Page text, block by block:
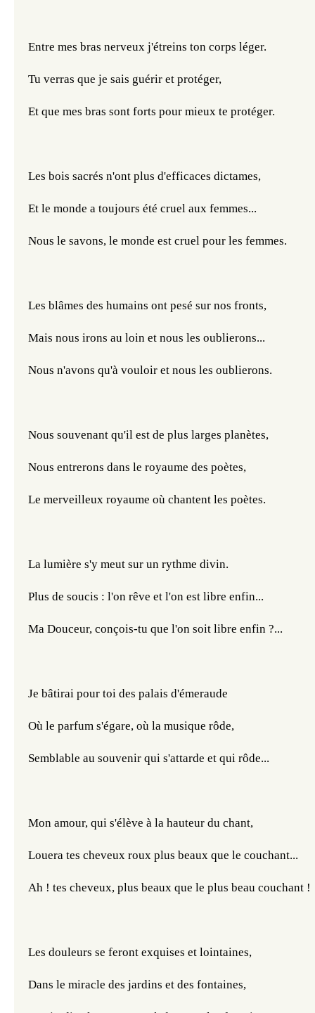
Entre mes bras nerveux j'étreins ton corps léger.
Tu verras que je sais guérir et protéger,
Et que mes bras sont forts pour mieux te protéger.
Les bois sacrés n'ont plus d'efficaces dictames,
Et le monde a toujours été cruel aux femmes...
Nous le savons, le monde est cruel pour les femmes.
Les blâmes des humains ont pesé sur nos fronts,
Mais nous irons au loin et nous les oublierons...
Nous n'avons qu'à vouloir et nous les oublierons.
Nous souvenant qu'il est de plus larges planètes,
Nous entrerons dans le royaume des poètes,
Le merveilleux royaume où chantent les poètes.
La lumière s'y meut sur un rythme divin.
Plus de soucis : l'on rêve et l'on est libre enfin...
Ma Douceur, conçois-tu que l'on soit libre enfin ?...
Je bâtirai pour toi des palais d'émeraude
Où le parfum s'égare, où la musique rôde,
Semblable au souvenir qui s'attarde et qui rôde...
Mon amour, qui s'élève à la hauteur du chant,
Louera tes cheveux roux plus beaux que le couchant...
Ah ! tes cheveux, plus beaux que le plus beau couchant !
Les douleurs se feront exquises et lointaines,
Dans le miracle des jardins et des fontaines,